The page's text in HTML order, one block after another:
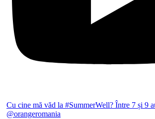
Cu cine mă văd la #SummerWell? Între 7 și 9
@orangeromania